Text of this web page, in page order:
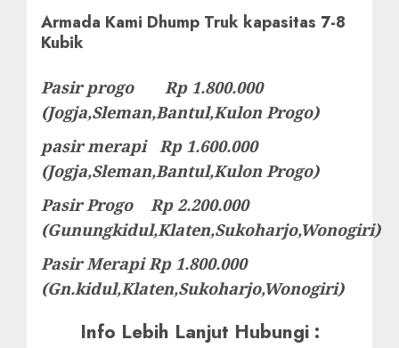
Armada Kami Dhump Truk kapasitas 7-8
Kubik
Pasir progo Rp 1.800.000
(Jogja,Sleman,Bantul,Kulon Progo)
pasir merapi Rp 1.600.000
(Jogja,Sleman,Bantul,Kulon Progo)
Pasir Progo Rp 2.200.000
(Gunungkidul,Klaten,Sukoharjo,Wonogiri)
Pasir Merapi Rp 1.800.000
(Gn.kidul,Klaten,Sukoharjo,Wonogiri)
Info Lebih Lanjut Hubungi :